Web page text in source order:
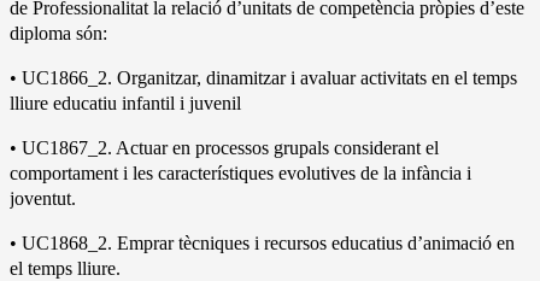
de Professionalitat la relació d’unitats de competència pròpies d’este
diploma són:
• UC1866_2. Organitzar, dinamitzar i avaluar activitats en el temps
lliure educatiu infantil i juvenil
• UC1867_2. Actuar en processos grupals considerant el
comportament i les característiques evolutives de la infància i
joventut.
• UC1868_2. Emprar tècniques i recursos educatius d’animació en
el temps lliure.